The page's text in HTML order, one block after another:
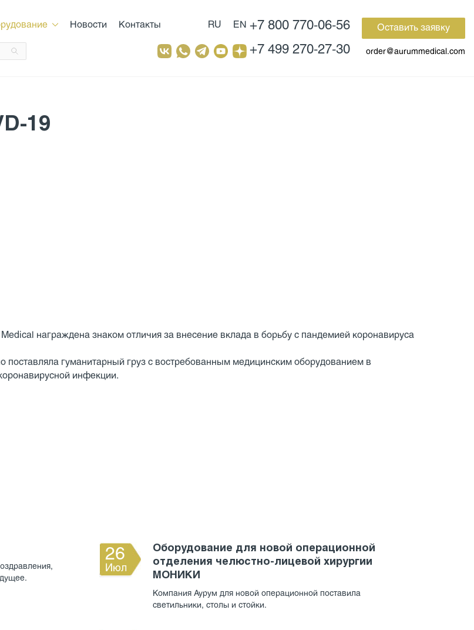
Новости Контакты RU EN +7 800 770-06-56
+7 499 270-27-30
Оставить заявку
order@aurummedical.com
19
награждена знаком отличия за внесение вклада в борьбу с пандемией коронавируса
поставляла гуманитарный груз с востребованным медицинским оборудованием в
инфекции.
26
Июл
Оборудование для новой операционной
отделения челюстно-лицевой хирургии
МОНИКИ
Компания Аурум для новой операционной поставила
светильники, столы и стойки.